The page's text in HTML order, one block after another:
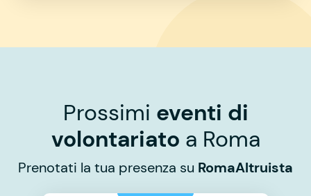
Prossimi eventi di
volontariato a Roma
Prenotati la tua presenza su RomaAltruista